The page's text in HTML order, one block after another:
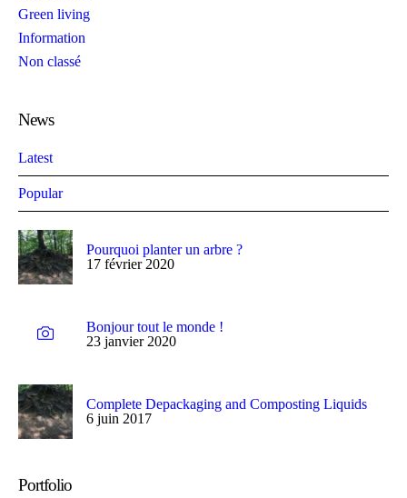
Green living
Information
Non classé
News
Latest
Popular
Pourquoi planter un arbre ?
17 février 2020
Bonjour tout le monde !
23 janvier 2020
Complete Depackaging and Composting Liquids
6 juin 2017
Portfolio